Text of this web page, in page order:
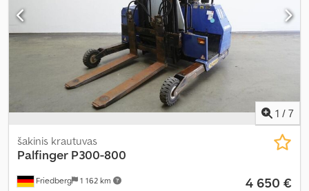
1 / 7
Friedberg 1 162 km
šakinis krautuvas
Palfinger P300-800
4 650 €